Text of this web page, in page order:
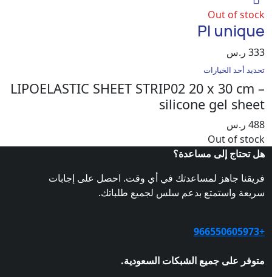
Out of
PI
الخيارات
LIPOELASTIC SHEET STRIP02 20 x 30
silicone gel
Out of
إلى مساعدة؟
جاهز لمساعدتك في أي وقت. احصل على إجابات
واستمتع بدعم سلس لجميع طلباتك.
على جميع الشبكات السعودية.